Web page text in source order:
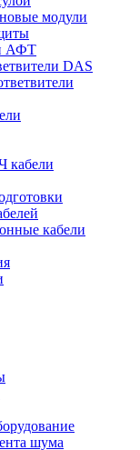
модули
АФТ
DAS
кабели
кабели
шума